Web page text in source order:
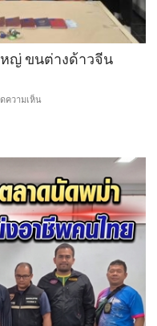
ญ่ ขนต่างด้าวจีน
ความเห็น
ใหญ่
ขน
ต่างด้าว
จีน
ลักลอบ
ส่ง
ออก
มาเลเซีย